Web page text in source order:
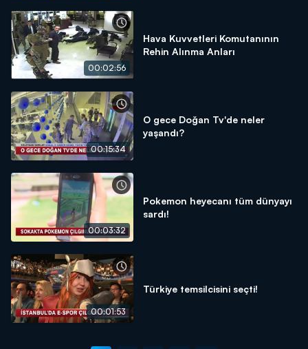
00:02:56
Hava Kuvvetleri Komutanının
Rehin Alınma Anları
00:15:34
O gece Doğan Tv'de neler
yaşandı?
00:03:32
Pokemon heyecanı tüm dünyayı
sardı!
00:01:53
Türkiye temsilcisini seçti!